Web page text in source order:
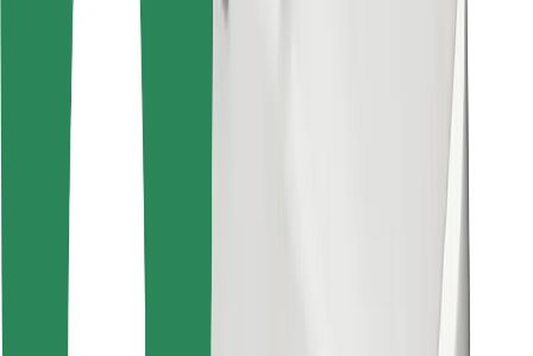
Cookies
მიიღე მომსახურება რამდენიმე წუთში!
გადმოწერე Bolt
გადმოწერე Bolt Food